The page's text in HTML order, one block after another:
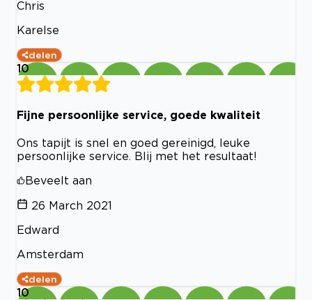
Chris
Karelse
delen
10
Fijne persoonlijke service, goede kwaliteit
Ons tapijt is snel en goed gereinigd, leuke
persoonlijke service. Blij met het resultaat!
Beveelt aan
26 March 2021
Edward
Amsterdam
delen
10